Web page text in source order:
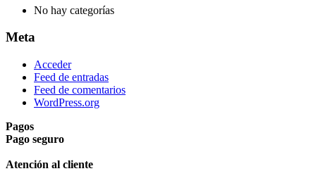
No hay categorías
Meta
Acceder
Feed de entradas
Feed de comentarios
WordPress.org
Pagos
Pago seguro
Atención al cliente